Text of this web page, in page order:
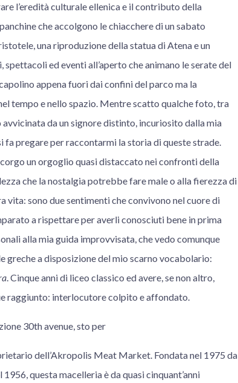
l’eredità culturale ellenica e il contributo della
che accolgono le chiacchere di un sabato
una riproduzione della statua di Atena e un
ed eventi all’aperto che animano le serate del
appena fuori dai confini del parco ma la
tempo e nello spazio. Mentre scatto qualche foto, tra
da un signore distinto, incuriosito dalla mia
fa pregare per raccontarmi la storia di queste strade.
un orgoglio quasi distaccato nei confronti della
che la nostalgia potrebbe fare male o alla fierezza di
vita: sono due sentimenti che convivono nel cuore di
a rispettare per averli conosciuti bene in prima
alla mia guida improvvisata, che vedo comunque
greche a disposizione del mio scarno vocabolario:
. Cinque anni di liceo classico ed avere, se non altro,
raggiunto: interlocutore colpito e affondato.
30th avenue, sto per
dell’Akropolis Meat Market. Fondata nel 1975 da
questa macelleria è da quasi cinquant’anni